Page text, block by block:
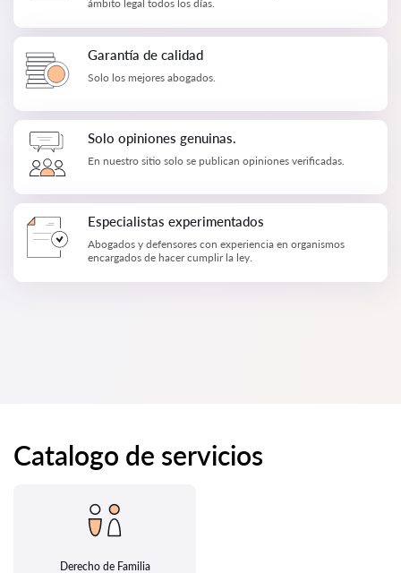
ámbito legal todos los días.
Garantía de calidad
Solo los mejores abogados.
Solo opiniones genuinas.
En nuestro sitio solo se publican opiniones verificadas.
Especialistas experimentados
Abogados y defensores con experiencia en organismos
encargados de hacer cumplir la ley.
Catalogo de servicios
Derecho de Familia